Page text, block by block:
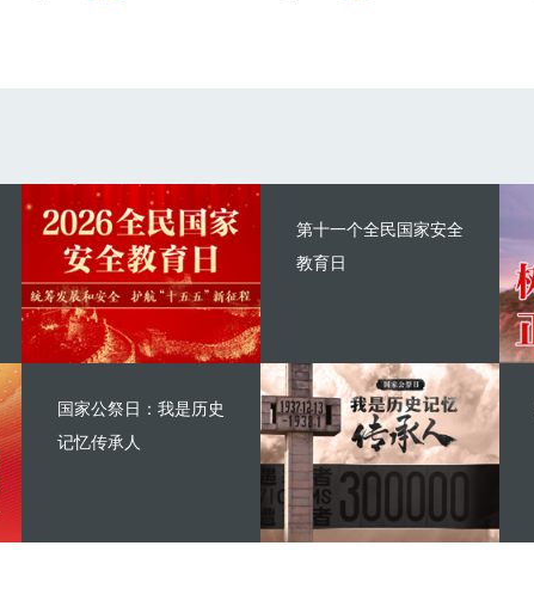
第十一个全民国家安全
教育日
国家公祭日：我是历史
记忆传承人